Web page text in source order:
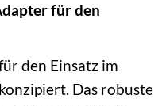
für den
den Einsatz im
Das robuste